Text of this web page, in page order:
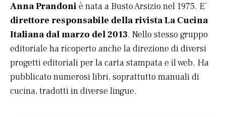
Anna Prandoni è nata a Busto Arsizio nel 1975. E’
direttore responsabile della rivista La Cucina
Italiana dal marzo del 2013. Nello stesso gruppo
editoriale ha ricoperto anche la direzione di diversi
progetti editoriali per la carta stampata e il web. Ha
pubblicato numerosi libri, soprattutto manuali di
cucina, tradotti in diverse lingue.